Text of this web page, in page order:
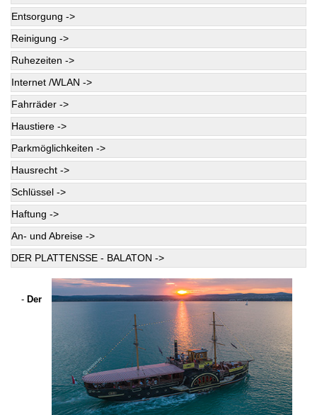
Entsorgung ->
Reinigung ->
Ruhezeiten ->
Internet /WLAN ->
Fahrräder ->
Haustiere ->
Parkmöglichkeiten ->
Hausrecht ->
Schlüssel ->
Haftung ->
An- und Abreise ->
DER PLATTENSSE - BALATON ->
- Der